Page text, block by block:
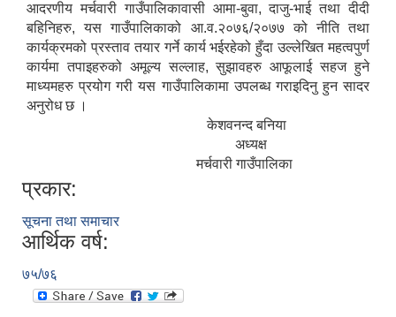
आदरणीय मर्चवारी गाउँपालिकावासी आमा-बुवा, दाजु-भाई तथा दीदी
बहिनिहरु, यस गाउँपालिकाको आ.व.२०७६/२०७७ को नीति तथा
कार्यक्रमको प्रस्ताव तयार गर्ने कार्य भईरहेको हुँदा उल्लेखित महत्वपुर्ण
कार्यमा तपाइहरुको अमूल्य सल्लाह, सुझावहरु आफूलाई सहज हुने
माध्यमहरु प्रयोग गरी यस गाउँपालिकामा उपलब्ध गराइदिनु हुन सादर
अनुरोध छ ।
केशवनन्द बनिया
अध्यक्ष
मर्चवारी गाउँपालिका
प्रकार:
सूचना तथा समाचार
आर्थिक वर्ष:
७५/७६